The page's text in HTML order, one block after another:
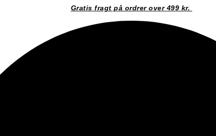
Gratis fragt på ordrer over 499 kr.